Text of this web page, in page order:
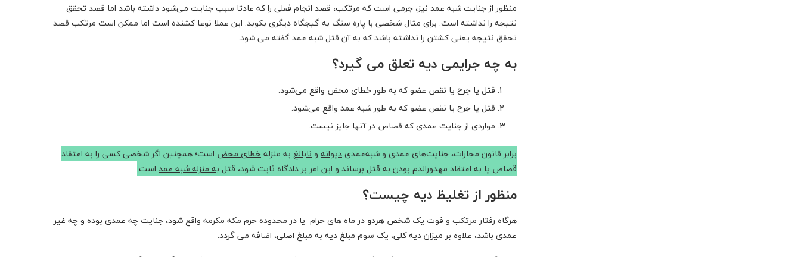
منظور از جنایت شبه عمد نیز، جرمی است که مرتکب، قصد انجام فعلی را که عادتا سبب ‌جنایت می‌شود داشته باشد اما قصد تحقق
نتیجه را نداشته است. برای مثال شخصی با پاره سنگ به گیجگاه دیگری بکوبد. این عملا نوعا کشنده است اما ممکن است مرتکب قصد
تحقق نتیجه یعنی کشتن را نداشته باشد که به آن قتل شبه عمد گفته می شود.
به چه جرایمی دیه تعلق می گیرد؟
قتل یا جرح یا نقص عضو که به طور خطای محض واقع می‌شود.
قتل یا جرح یا نقص عضو که به طور شبه عمد واقع می‌شود.
مواردی از جنایت عمدی که قصاص در آنها جایز نیست‌.
برابر قانون مجازات، جنایت‌های عمدی و شبه‌عمدیدیوانه ونابالغ به منزلهخطای محض است‌؛ همچنین اگر شخصی کسی را به اعتقاد
قصاص یا به اعتقاد مهدورالدم بودن به قتل برساند و این امر بر دادگاه ثابت شود، قتل به منزله‌ شبه عمد است‌.
منظور از تغلیظ دیه چیست؟
هرگاه رفتار مرتکب و فوت یک شخصهردو در ماه های حرام یا در محدوده حرم مکه مکرمه واقع شود، جنایت چه عمدی بوده و چه غیر
عمدی باشد، علاوه بر میزان دیه کلی، یک سوم مبلغ دیه به مبلغ اصلی، اضافه می گردد.